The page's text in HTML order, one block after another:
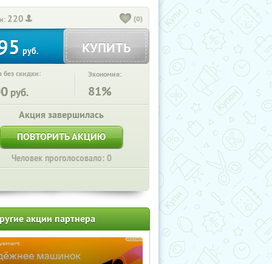
220 (0)
руб. КУПИТЬ
без скидки:
руб.
Экономия:
81%
Акция завершилась
ПОВТОРИТЬ АКЦИЮ
Человек проголосовало: 0
акции партнера